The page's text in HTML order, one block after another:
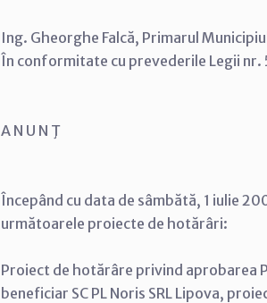
Ing. Gheorghe Falcă, Primarul
În conformitate cu prevederile Legii
A N U N Ţ
Începând cu data de sâmbătă, 1 iulie
următoarele proiecte de hotărâri:
Proiect de hotărâre privind aprobarea
beneficiar SC PL Noris SRL Lipova,